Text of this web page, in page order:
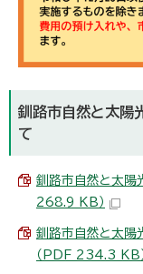
釧路市自然と太陽
て
釧路市自然と太陽
268.9 KB）
釧路市自然と太陽
（PDF 234.3 KB